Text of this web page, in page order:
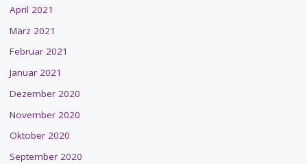
April 2021
März 2021
Februar 2021
Januar 2021
Dezember 2020
November 2020
Oktober 2020
September 2020